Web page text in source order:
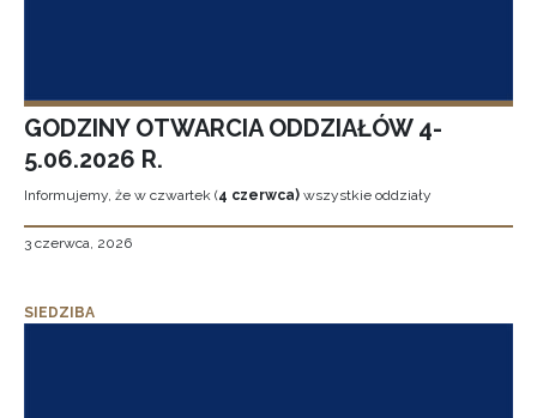
GODZINY OTWARCIA ODDZIAŁÓW 4-
5.06.2026 R.
Informujemy, że w czwartek (4 czerwca) wszystkie oddziały
3 czerwca, 2026
SIEDZIBA